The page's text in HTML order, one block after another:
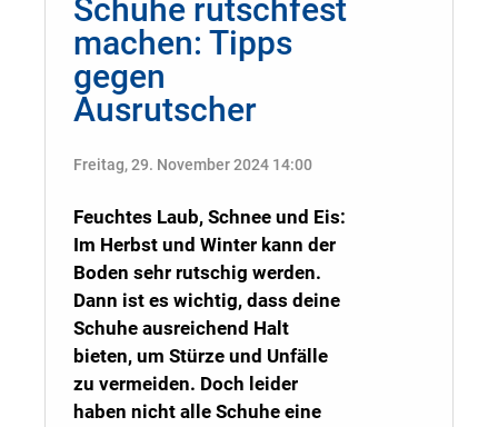
Schuhe rutschfest
machen: Tipps
gegen
Ausrutscher
Freitag, 29. November 2024 14:00
Feuchtes Laub, Schnee und Eis:
Im Herbst und Winter kann der
Boden sehr rutschig werden.
Dann ist es wichtig, dass deine
Schuhe ausreichend Halt
bieten, um Stürze und Unfälle
zu vermeiden. Doch leider
haben nicht alle Schuhe eine